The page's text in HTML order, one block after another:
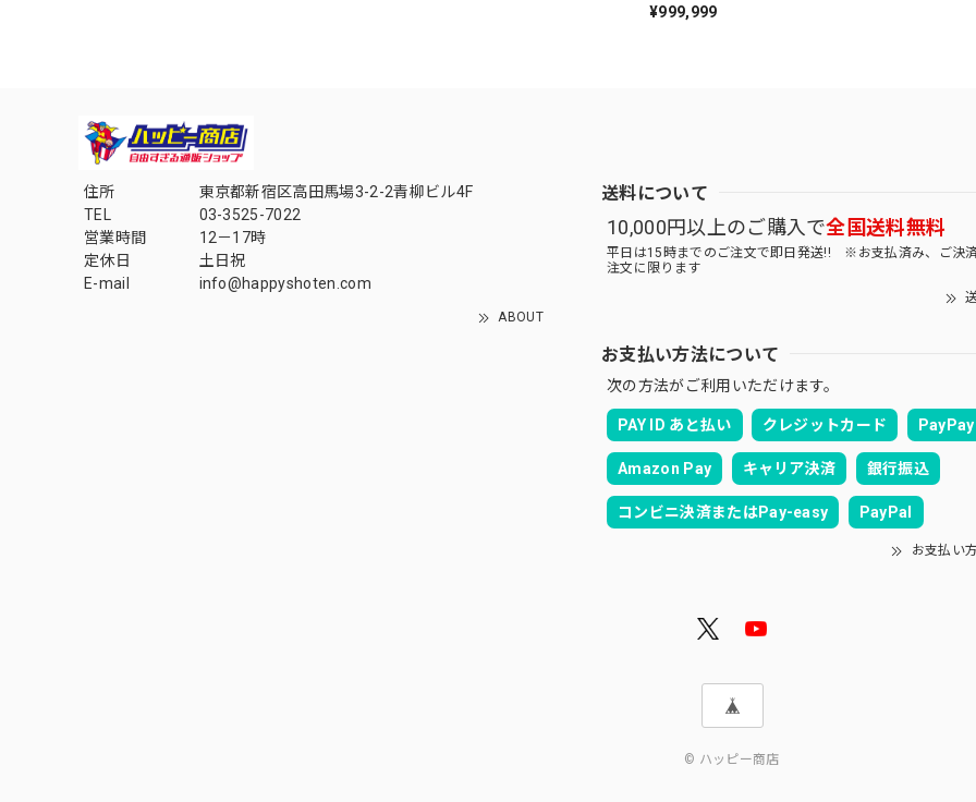
¥999,999
住所
東京都新宿区高田馬場3-2-2青柳ビル4F
TEL
03-3525-7022
営業時間
12－17時
定休日
土日祝
E-mail
info@happyshoten.com
ABOUT
送料について
10,000円以上のご購入で全国送料無料
平日は15時までのご注文で即日発送!! ※お支払済み、ご決
注文に限ります
お支払い方法について
次の方法がご利用いただけます。
PAY ID あと払い クレジットカード PayPay
Amazon Pay キャリア決済 銀行振込
コンビニ決済またはPay-easy PayPal
お支払い
© ハッピー商店